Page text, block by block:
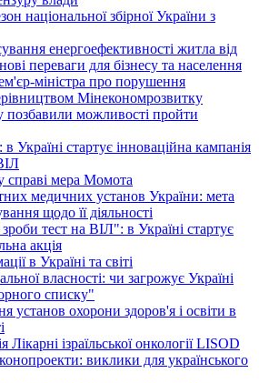
національної збірної України з
енергоефективності житла від
переваги для бізнесу та населення
міністра про порушення
Мінекономрозвитку
позбавили можливості пройти
Україні стартує інноваційна кампанія
справі мера Момота
медичних установ України: мета
щодо її діяльності
тест на ВІЛ": в Україні стартує
акція
в Україні та світі
власності: чи загрожує Україні
списку"
установ охорони здоров'я і освіти в
ізраїльської онкології LISOD
виклики для українського